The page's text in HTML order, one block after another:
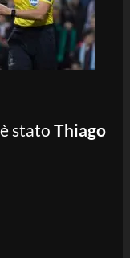
stato Thiago